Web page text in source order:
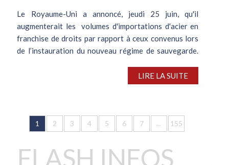
Le Royaume-Uni a annoncé, jeudi 25 juin, qu'il
augmenterait les volumes d'importations d'acier en
franchise de droits par rapport à ceux convenus lors
de l’instauration du nouveau régime de sauvegarde.
LIRE LA SUITE
1 2 3 4 5 6 7 ... 155
FLASH INFOS